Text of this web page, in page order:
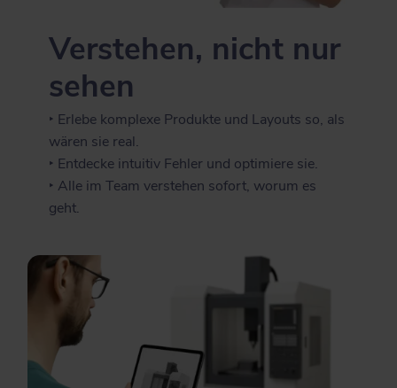
Verstehen, nicht nur
sehen
‣ Erlebe komplexe Produkte und Layouts so, als
wären sie real.
‣ Entdecke intuitiv Fehler und optimiere sie.
‣ Alle im Team verstehen sofort, worum es
geht.